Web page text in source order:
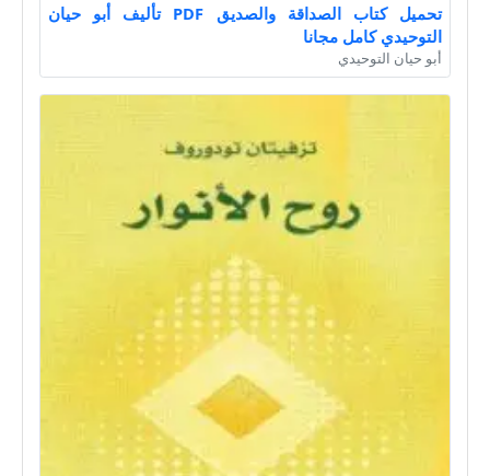
تحميل كتاب الصداقة والصديق PDF تأليف أبو حيان
التوحيدي كامل مجانا
أبو حيان التوحيدي